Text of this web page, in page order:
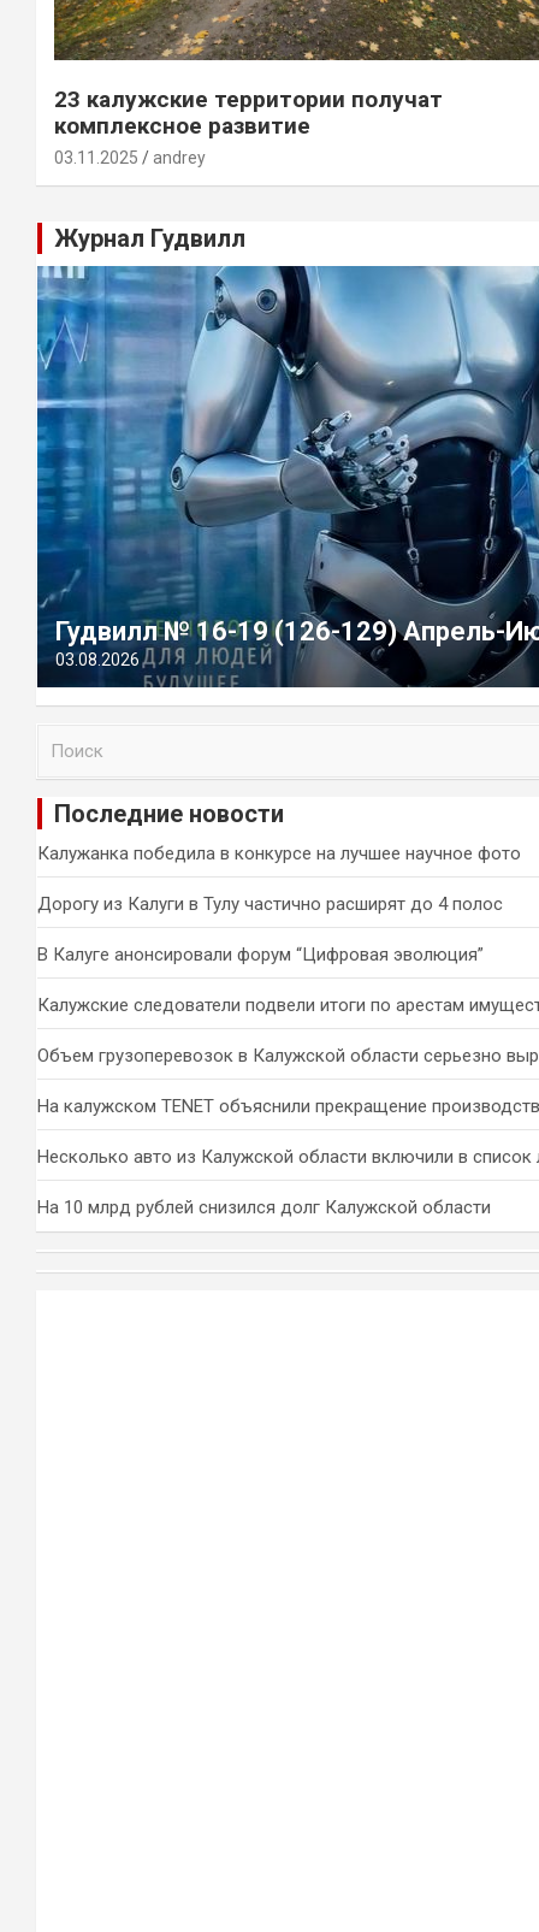
23 калужские территории получат
комплексное развитие
03.11.2025 andrey
Журнал Гудвилл
Гудвилл № 16-19 (126-129) Апрель-
03.08.2026
и
Последние новости
Калужанка победила в конкурсе на лучшее научное фото
Дорогу из Калуги в Тулу частично расширят до 4 полос
В Калуге анонсировали форум “Цифровая эволюция”
Калужские следователи подвели итоги по арестам
Объем грузоперевозок в Калужской области серьезно
На калужском TENET объяснили прекращение
Несколько авто из Калужской области включили в список
На 10 млрд рублей снизился долг Калужской области